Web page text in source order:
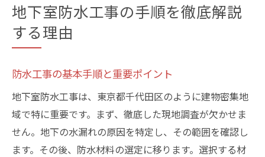
地下室防水工事の手順を徹底解説
する理由
防水工事の基本手順と重要ポイント
地下室防水工事は、東京都千代田区のように建物密集地
域で特に重要です。まず、徹底した現地調査が欠かせま
せん。地下の水漏れの原因を特定し、その範囲を確認し
ます。その後、防水材料の選定に移ります。選択する材